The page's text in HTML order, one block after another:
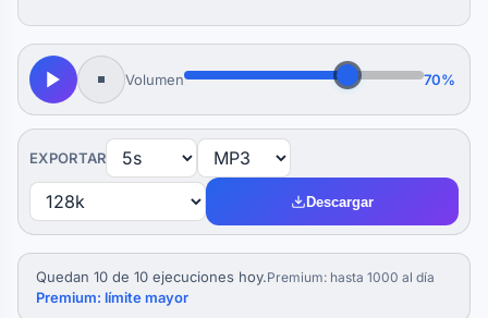
Volumen 70%
EXPORTAR
Descargar
Quedan 10 de 10 ejecuciones hoy.Premium: hasta 1000 al día
Premium: límite mayor